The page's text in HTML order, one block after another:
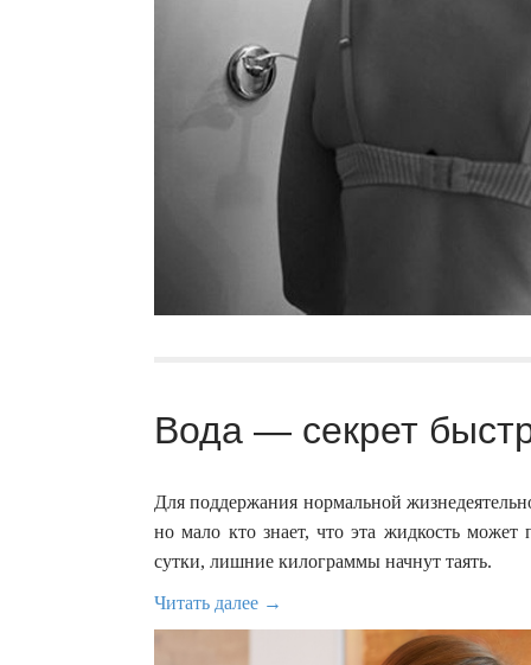
Вода — секрет
Для поддержания нормальной
но мало кто знает, что эта жидкость
сутки, лишние килограммы начнут таять.
Читать далее →